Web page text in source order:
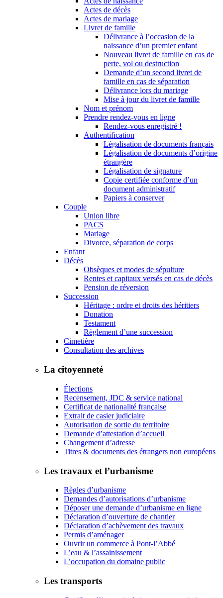
Actes de décès
Actes de mariage
Livret de famille
Délivrance à l’occasion de la
naissance d’un premier enfant
Nouveau livret de famille en cas de
perte, vol ou destruction
Demande d’un second livret de
famille en cas de séparation
Délivrance lors du mariage
Mise à jour du livret de famille
Nom et prénom
Prendre rendez-vous en ligne
Rendez-vous enregistré !
Authentification
Légalisation de documents français
Légalisation de documents d’origine
étrangère
Légalisation de signature
Copie certifiée conforme d’un
document administratif
Papiers à conserver
Couple
Union libre
PACS
Mariage
Divorce, séparation de corps
Enfant
Décès
Obsèques et modes de sépulture
Rentes et capitaux versés en cas de décès
Pension de réversion
Succession
Héritage : ordre et droits des héritiers
Donation
Testament
Règlement d’une succession
Cimetière
Consultation des archives
La citoyenneté
Élections
Recensement, JDC & service national
Certificat de nationalité française
Extrait de casier judiciaire
Autorisation de sortie du territoire
Demande d’attestation d’accueil
Changement d’adresse
Titres & documents des étrangers non européens
Les travaux et l’urbanisme
Règles d’urbanisme
Demandes d’autorisations d’urbanisme
Déposer une demande d’urbanisme en ligne
Déclaration d’ouverture de chantier
Déclaration d’achèvement des travaux
Permis d’aménager
Ouvrir un commerce à Pont-l’Abbé
L’eau & l’assainissement
L’occupation du domaine public
Les transports